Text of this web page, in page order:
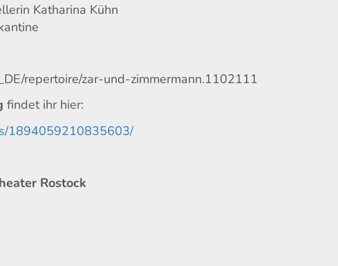
Katharina Kühn
repertoire/zar-und-zimmermann.1102111
findet ihr hier:
1894059210835603/
Rostock